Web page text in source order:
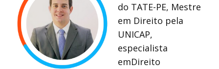
do TATE-PE, Mestre
em Direito pela
UNICAP,
especialista
emDireito